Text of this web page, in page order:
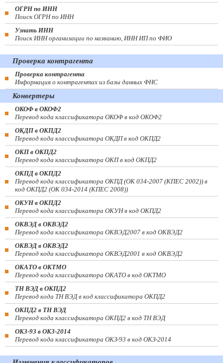
ОГРН по ИНН
Поиск ОГРН по ИНН
Узнать ИНН
Поиск ИНН организации по названию, ИНН ИП по ФИО
Проверка контрагента
Проверка контрагента
Информация о контрагентах из базы данных ФНС
Конвертеры
ОКОФ в ОКОФ2
Перевод кода классификатора ОКОФ в код ОКОФ2
ОКДП в ОКПД2
Перевод кода классификатора ОКДП в код ОКПД2
ОКП в ОКПД2
Перевод кода классификатора ОКП в код ОКПД2
ОКПД в ОКПД2
Перевод кода классификатора ОКПД (ОК 034-2007 (КПЕС 2002)) в
код ОКПД2 (ОК 034-2014 (КПЕС 2008))
ОКУН в ОКПД2
Перевод кода классификатора ОКУН в код ОКПД2
ОКВЭД в ОКВЭД2
Перевод кода классификатора ОКВЭД2007 в код ОКВЭД2
ОКВЭД в ОКВЭД2
Перевод кода классификатора ОКВЭД2001 в код ОКВЭД2
ОКАТО в ОКТМО
Перевод кода классификатора ОКАТО в код ОКТМО
ТН ВЭД в ОКПД2
Перевод кода ТН ВЭД в код классификатора ОКПД2
ОКПД2 в ТН ВЭД
Перевод кода классификатора ОКПД2 в код ТН ВЭД
ОКЗ-93 в ОКЗ-2014
Перевод кода классификатора ОКЗ-93 в код ОКЗ-2014